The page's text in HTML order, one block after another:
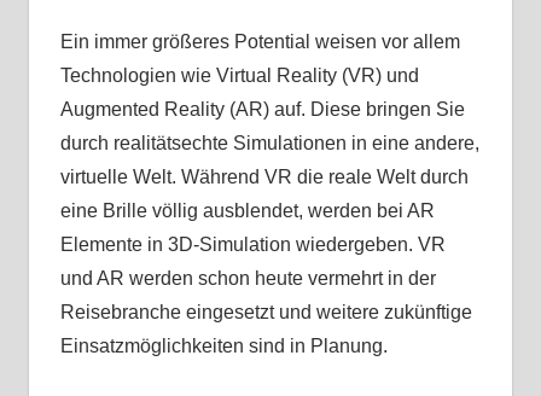
Ein immer größeres Potential weisen vor allem
Technologien wie Virtual Reality (VR) und
Augmented Reality (AR) auf. Diese bringen Sie
durch realitätsechte Simulationen in eine andere,
virtuelle Welt. Während VR die reale Welt durch
eine Brille völlig ausblendet, werden bei AR
Elemente in 3D-Simulation wiedergeben. VR
und AR werden schon heute vermehrt in der
Reisebranche eingesetzt und weitere zukünftige
Einsatzmöglichkeiten sind in Planung.